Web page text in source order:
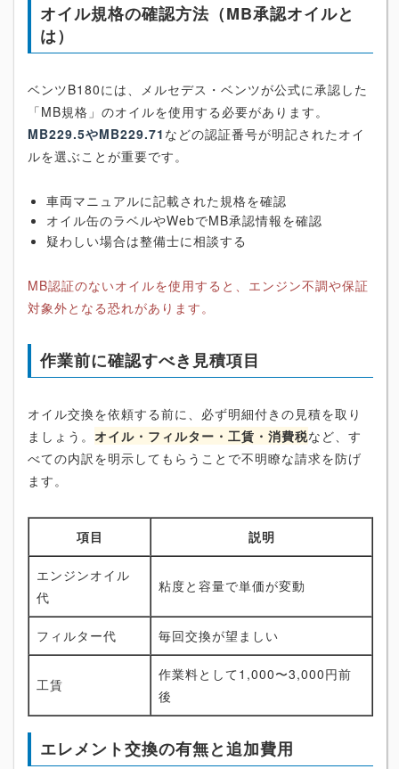
オイル規格の確認方法（MB承認オイルと
は）
ベンツB180には、メルセデス・ベンツが公式に承認した
「MB規格」のオイルを使用する必要があります。
MB229.5やMB229.71 などの認証番号が明記されたオイ
ルを選ぶことが重要です。
車両マニュアルに記載された規格を確認
オイル缶のラベルやWebでMB承認情報を確認
疑わしい場合は整備士に相談する
MB認証のないオイルを使用すると、エンジン不調や保証
対象外となる恐れがあります。
作業前に確認すべき見積項目
オイル交換を依頼する前に、必ず明細付きの見積を取り
ましょう。 オイル・フィルター・工賃・消費税など、す
べての内訳を明示してもらうことで不明瞭な請求を防げ
ます。
項目 説明
エンジンオイル
代
粘度と容量で単価が変動
フィルター代 毎回交換が望ましい
工賃
作業料として1,000〜3,000円前
後
エレメント交換の有無と追加費用